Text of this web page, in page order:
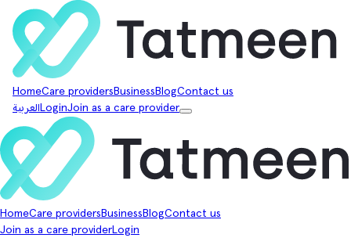
HomeCare providers Business BlogContact us
العربية LoginJoin as a care provider
HomeCare providers Business BlogContact us
Join as a care providerLogin